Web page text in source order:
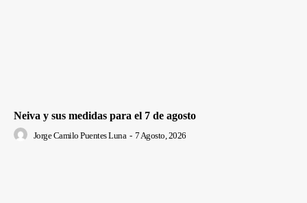
Neiva y sus medidas para el 7 de agosto
Jorge Camilo Puentes Luna - 7 Agosto, 2026